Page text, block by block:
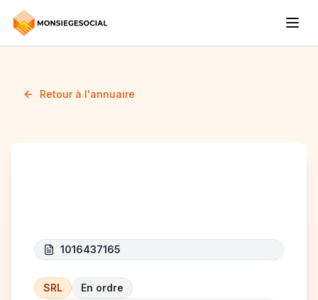
Retour à l'annuaire
1016437165
SRL
En ordre